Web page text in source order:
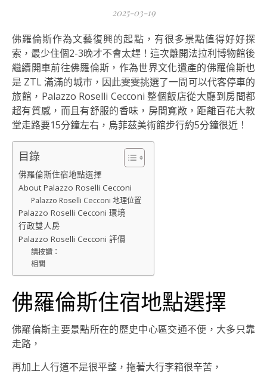
2025-03-19
佛羅倫斯作為文藝復興的起點，有很多景點值得好好探
索，最少住個2-3晚才不會太趕！這次離開法拉利博物館後
繼續開車前往佛羅倫斯，作為世界文化遺產的佛羅倫斯也
是 ZTL 滿滿的城市，因此雯雯挑選了一間可以代客停車的
旅館，Palazzo Roselli Cecconi 整個飯店從大廳到房間都
超有質感，而且有舒服的香味，房間寬敞，距離百花大教
堂走路要15分鐘左右，烏菲茲美術館步行約5分鐘很近！
目錄
佛羅倫斯住宿地點選擇
About Palazzo Roselli Cecconi
Palazzo Roselli Cecconi 地理位置
Palazzo Roselli Cecconi 環境
行政雙人房
Palazzo Roselli Cecconi 評價
請按讚：
相關
佛羅倫斯住宿地點選擇
佛羅倫斯主要景點所在的歷史中心區交通不便，大多只靠
走路，
再加上人行道不是很平整，拖著大行李箱很辛苦，